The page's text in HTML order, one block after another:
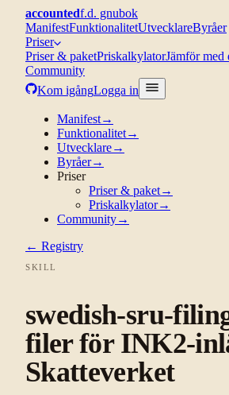
accountedf.d. gnubok
ManifestFunktionalitetUtvecklareByråer
Priser
Priser & paketPriskalkylatorJämför med
Community
Kom igångLogga in
Manifest→
Funktionalitet→
Utvecklare→
Byråer→
Priser
Priser & paket→
Priskalkylator→
Community→
← Registry
SKILL
swedish-sru-
filer för INK2-
Skatteverket